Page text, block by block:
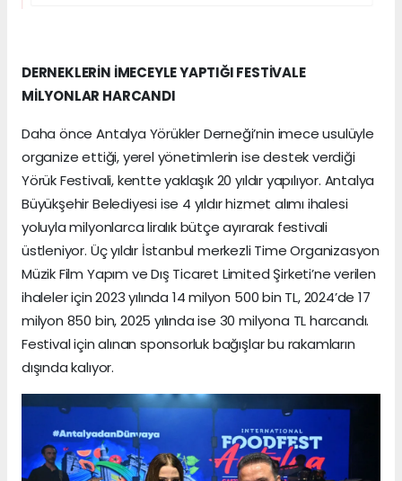
DERNEKLERİN İMECEYLE YAPTIĞI FESTİVALE
MİLYONLAR HARCANDI
Daha önce Antalya Yörükler Derneği’nin imece usulüyle
organize ettiği, yerel yönetimlerin ise destek verdiği
Yörük Festivali, kentte yaklaşık 20 yıldır yapılıyor. Antalya
Büyükşehir Belediyesi ise 4 yıldır hizmet alımı ihalesi
yoluyla milyonlarca liralık bütçe ayırarak festivali
üstleniyor. Üç yıldır İstanbul merkezli Time Organizasyon
Müzik Film Yapım ve Dış Ticaret Limited Şirketi’ne verilen
ihaleler için 2023 yılında 14 milyon 500 bin TL, 2024’de 17
milyon 850 bin, 2025 yılında ise 30 milyona TL harcandı.
Festival için alınan sponsorluk bağışlar bu rakamların
dışında kalıyor.